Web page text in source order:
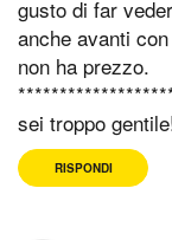
gusto di far
anche avanti
non ha prezzo.
sei troppo
RISPONDI